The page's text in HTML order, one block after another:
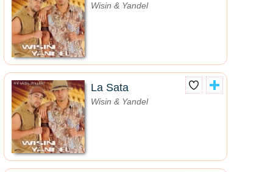
Wisin & Yandel
La Sata
Wisin & Yandel